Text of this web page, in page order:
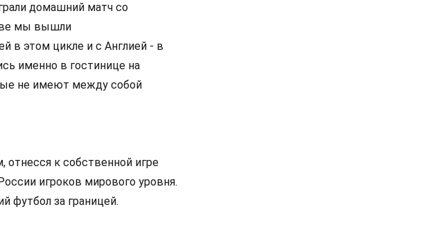
домашний матч со
мы вышли
в этом цикле и с Англией - в
именно в гостинице на
не имеют между собой
к собственной игре
игроков мирового уровня.
футбол за границей.